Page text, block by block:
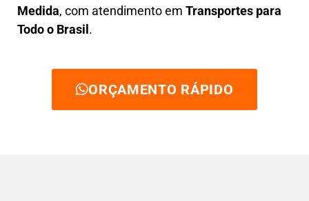
Medida, com atendimento em Transportes para
Todo o Brasil.
ORÇAMENTO RÁPIDO